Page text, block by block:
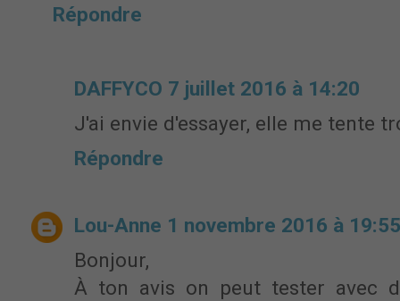
Répondre
DAFFYCO 7 juillet 2016 à 14:20
J'ai envie d'essayer, elle me tente
Répondre
Lou-Anne 1 novembre 2016 à 19:55
Bonjour,
À ton avis on peut tester avec